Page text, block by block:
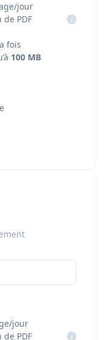
jour
PDF
i
jour
PDF
i
fois
100 MB